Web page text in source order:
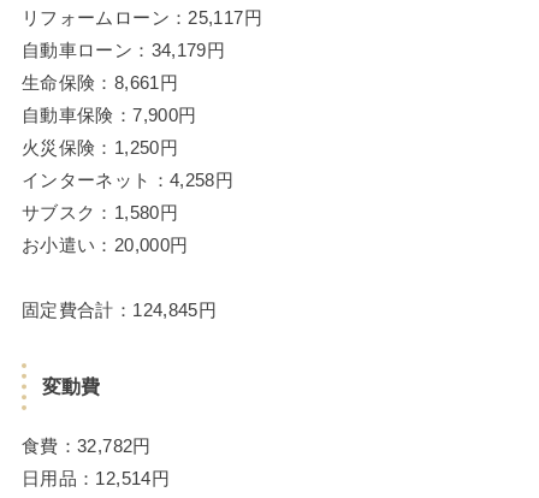
リフォームローン：25,117円
自動車ローン：34,179円
生命保険：8,661円
自動車保険：7,900円
火災保険：1,250円
インターネット：4,258円
サブスク：1,580円
お小遣い：20,000円
固定費合計：124,845円
変動費
食費：32,782円
日用品：12,514円